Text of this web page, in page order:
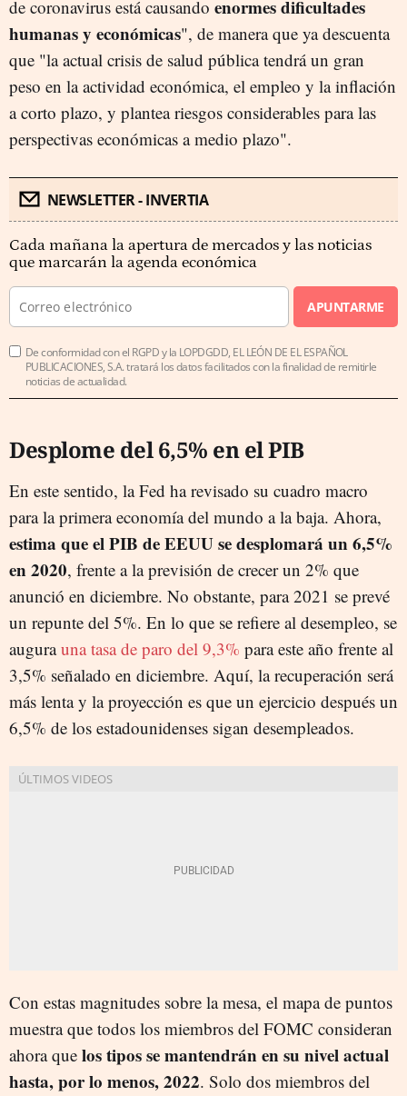
de coronavirus está causando enormes dificultades
humanas y económicas", de manera que ya descuenta
que "la actual crisis de salud pública tendrá un gran
peso en la actividad económica, el empleo y la inflación
a corto plazo, y plantea riesgos considerables para las
perspectivas económicas a medio plazo".
NEWSLETTER - INVERTIA
Cada mañana la apertura de mercados y las noticias
que marcarán la agenda económica
APUNTARME
De conformidad con el RGPD y la LOPDGDD, EL LEÓN DE EL ESPAÑOL
PUBLICACIONES, S.A. tratará los datos facilitados con la finalidad de remitirle
noticias de actualidad.
Desplome del 6,5% en el PIB
En este sentido, la Fed ha revisado su cuadro macro
para la primera economía del mundo a la baja. Ahora,
estima que el PIB de EEUU se desplomará un 6,5%
en 2020, frente a la previsión de crecer un 2% que
anunció en diciembre. No obstante, para 2021 se prevé
un repunte del 5%. En lo que se refiere al desempleo, se
augurauna tasa de paro del 9,3% para este año frente al
3,5% señalado en diciembre. Aquí, la recuperación será
más lenta y la proyección es que un ejercicio después un
6,5% de los estadounidenses sigan desempleados.
Con estas magnitudes sobre la mesa, el mapa de puntos
muestra que todos los miembros del FOMC consideran
ahora que los tipos se mantendrán en su nivel actual
hasta, por lo menos, 2022. Solo dos miembros del